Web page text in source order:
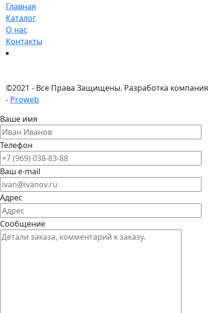
Главная
Каталог
О нас
Контакты
©2021 - Все Права Защищены. Разработка компания
- Proweb
Ваше имя
Телефон
Ваш e-mail
Адрес
Сообщение